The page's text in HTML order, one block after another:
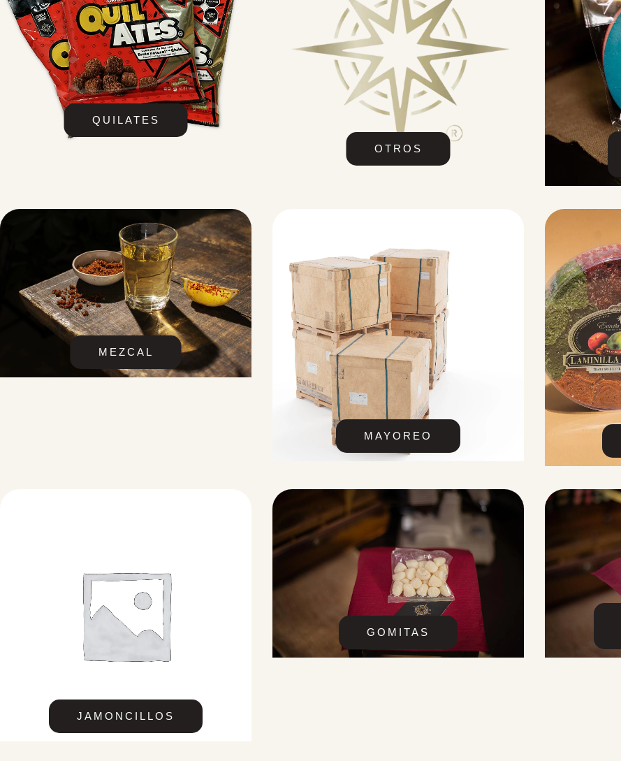
QUILATES
OTROS
MEZCAL
MAYOREO
JAMONCILLOS
GOMITAS